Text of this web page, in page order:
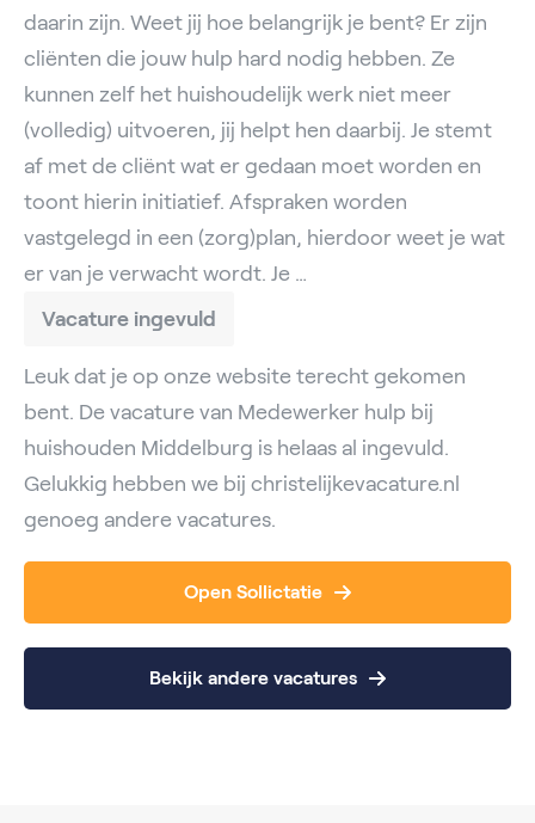
daarin zijn. Weet jij hoe belangrijk je bent? Er zijn
cliënten die jouw hulp hard nodig hebben. Ze
kunnen zelf het huishoudelijk werk niet meer
(volledig) uitvoeren, jij helpt hen daarbij. Je stemt
af met de cliënt wat er gedaan moet worden en
toont hierin initiatief. Afspraken worden
vastgelegd in een (zorg)plan, hierdoor weet je wat
er van je verwacht wordt. Je …
Vacature ingevuld
Leuk dat je op onze website terecht gekomen
bent. De vacature van Medewerker hulp bij
huishouden Middelburg is helaas al ingevuld.
Gelukkig hebben we bij christelijkevacature.nl
genoeg andere vacatures.
Open Sollictatie
Bekijk andere vacatures